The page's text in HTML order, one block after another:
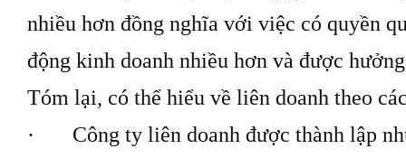
nhiều hơn đồng nghĩa với việc có quyền
động kinh doanh nhiều hơn và được
Tóm lại, có thể hiểu về liên doanh theo
· Công ty liên doanh được thành lập